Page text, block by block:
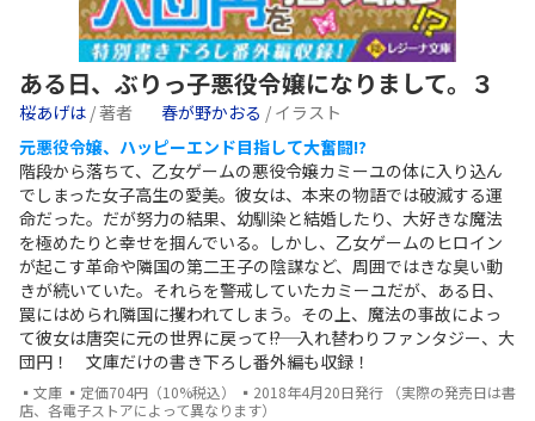
ある日、ぶりっ子悪役令嬢になりまして。３
桜あげは / 著者 春が野かおる / イラスト
元悪役令嬢、ハッピーエンド目指して大奮闘!?
階段から落ちて、乙女ゲームの悪役令嬢カミーユの体に入り込ん
でしまった女子高生の愛美。彼女は、本来の物語では破滅する運
命だった。だが努力の結果、幼馴染と結婚したり、大好きな魔法
を極めたりと幸せを掴んでいる。しかし、乙女ゲームのヒロイン
が起こす革命や隣国の第二王子の陰謀など、周囲ではきな臭い動
きが続いていた。それらを警戒していたカミーユだが、ある日、
罠にはめられ隣国に攫われてしまう。その上、魔法の事故によっ
て彼女は唐突に元の世界に戻って――!? 入れ替わりファンタジー、大
団円！ 文庫だけの書き下ろし番外編も収録！
▪文庫 ▪定価704円（10%税込） ▪2018年4月20日発行 （実際の発売日は書
店、各電子ストアによって異なります）